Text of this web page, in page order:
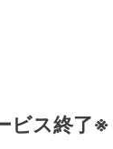
ビス終了※